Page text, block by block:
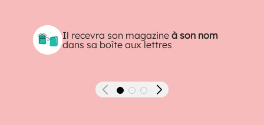
Il recevra son magazineà son nom
dans sa boîte aux lettres
Précédent Suivant